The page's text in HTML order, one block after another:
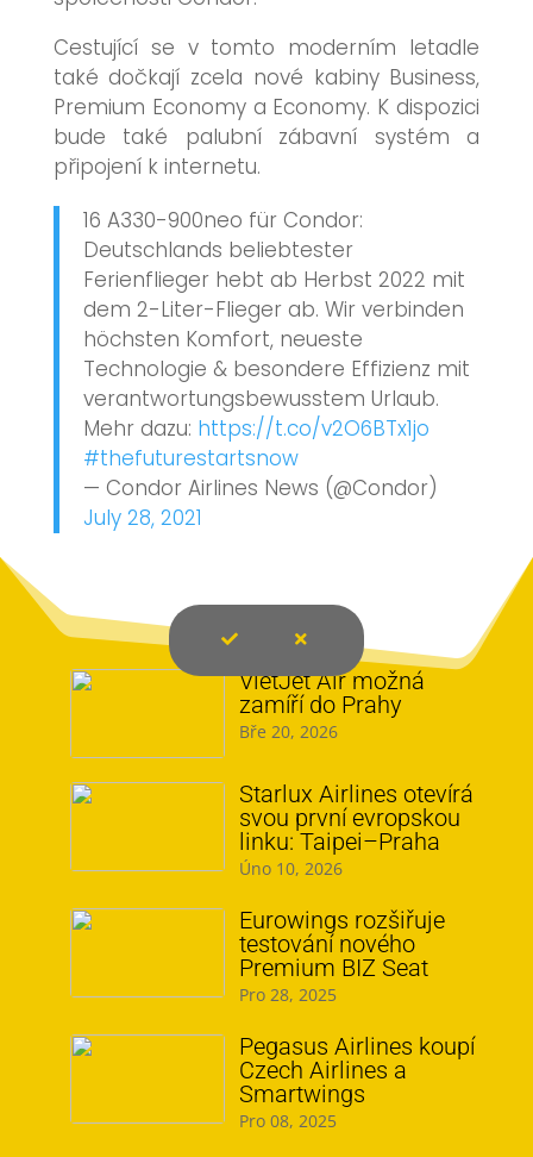
Cestující se v tomto moderním letadle
také dočkají zcela nové kabiny Business,
Premium Economy a Economy. K dispozici
bude také palubní zábavní systém a
připojení k internetu.
16 A330-900neo für Condor:
Deutschlands beliebtester
Ferienflieger hebt ab Herbst 2022 mit
dem 2-Liter-Flieger ab. Wir verbinden
höchsten Komfort, neueste
Technologie & besondere Effizienz mit
verantwortungsbewusstem Urlaub.
Mehr dazu: https://t.co/v2O6BTx1jo
#thefuturestartsnow
— Condor Airlines News (@Condor)
July 28, 2021
VietJet Air možná
zamíří do Prahy
Bře 20, 2026
Starlux Airlines otevírá
svou první evropskou
linku: Taipei–Praha
Úno 10, 2026
Eurowings rozšiřuje
testování nového
Premium BIZ Seat
Pro 28, 2025
Pegasus Airlines koupí
Czech Airlines a
Smartwings
Pro 08, 2025